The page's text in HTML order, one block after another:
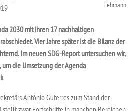
Lehmann
2030 mit ihren 17 nachhaltigen
Vier Jahre später ist die Bilanz der
Im neuen SDG-Report untersuchen wir,
die Umsetzung der Agenda
António Guterres zum Stand der